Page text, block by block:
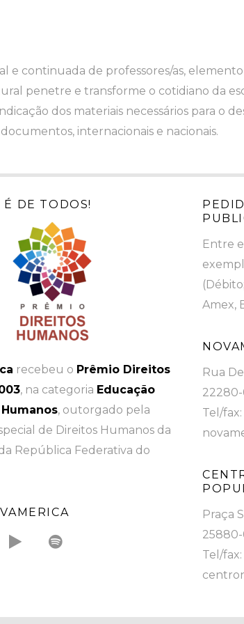
e continuada de professores/as,
penetre e transforme o cotidiano da
dos materiais necessários para o
internacionais e nacionais.
DE TODOS!
recebeu o Prêmio Direitos
, na categoria Educação
, outorgado pela
de Direitos Humanos da
República Federativa do
Entre
Amex,
Rua
22280-
Tel/
Praça
25880-
Tel/